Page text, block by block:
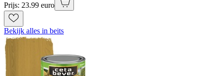
Prijs: 23.99 euro
Bekijk alles in beits